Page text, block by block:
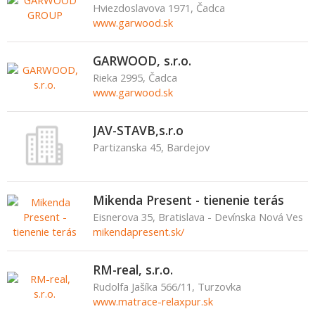
Hviezdoslavova 1971, Čadca
www.garwood.sk
GARWOOD, s.r.o.
Rieka 2995, Čadca
www.garwood.sk
JAV-STAVB,s.r.o
Partizanska 45, Bardejov
Mikenda Present - tienenie terás
Eisnerova 35, Bratislava - Devínska Nová Ves
mikendapresent.sk/
RM-real, s.r.o.
Rudolfa Jašíka 566/11, Turzovka
www.matrace-relaxpur.sk